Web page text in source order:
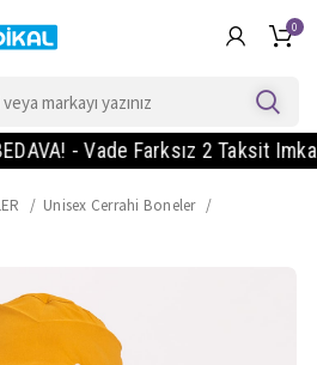
0
- Vade Farksız 2 Taksit
Unisex Cerrahi Boneler